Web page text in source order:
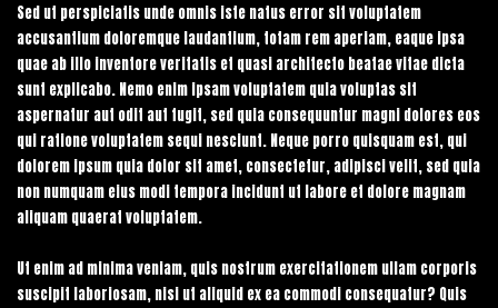
Sed ut perspiciatis unde omnis iste natus error sit voluptatem
accusantium doloremque laudantium, totam rem aperiam, eaque ipsa
quae ab illo inventore veritatis et quasi architecto beatae vitae dicta
sunt explicabo. Nemo enim ipsam voluptatem quia voluptas sit
aspernatur aut odit aut fugit, sed quia consequuntur magni dolores eos
qui ratione voluptatem sequi nesciunt. Neque porro quisquam est, qui
dolorem ipsum quia dolor sit amet, consectetur, adipisci velit, sed quia
non numquam eius modi tempora incidunt ut labore et dolore magnam
aliquam quaerat voluptatem.
Ut enim ad minima veniam, quis nostrum exercitationem ullam corporis
suscipit laboriosam, nisi ut aliquid ex ea commodi consequatur? Quis